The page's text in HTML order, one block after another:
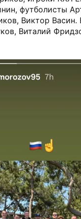
футболисты
Виктор
Виталий